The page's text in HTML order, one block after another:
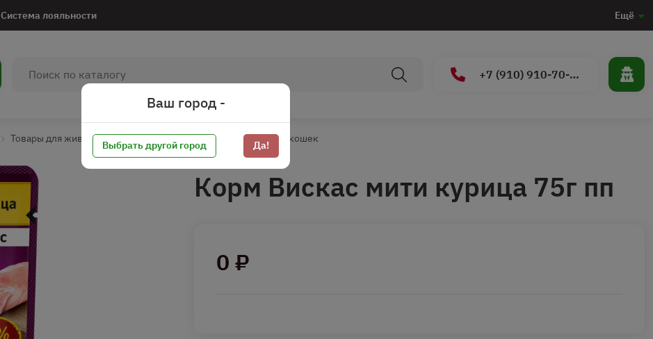
Система лояльности Ещё
+7 (910) 910-70-15
Товары для животных* Корм для кошек Консервы для кошек
Корм Вискас мити курица 75г пп
0 ₽
Ваш город -
Выбрать другой город Да!